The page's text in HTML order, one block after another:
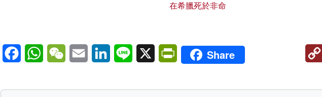
在希臘死於非命
FacebookWhatsAppWeChatEmail LinkedInLine X PrintFriendly
Share